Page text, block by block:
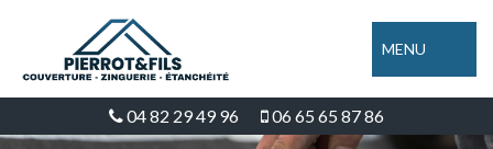
MENU
04 82 29 49 96 06 65 65 87 86